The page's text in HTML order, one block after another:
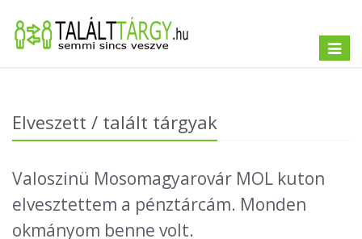
Toggle
Elveszett / talált tárgyak
Valoszinü Mosomagyarovár MOL kuton
elvesztettem a pénztárcám. Monden
okmányom benne volt.